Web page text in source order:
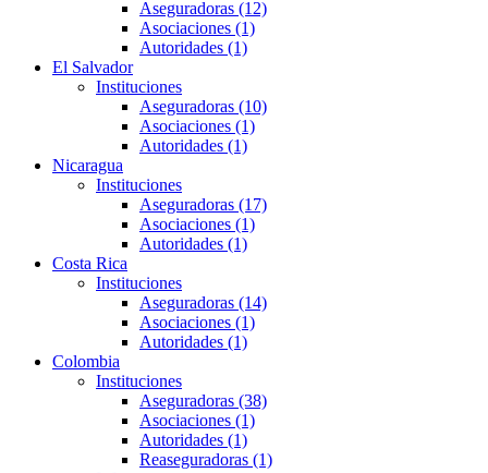
Aseguradoras (12)
Asociaciones (1)
Autoridades (1)
El Salvador
Instituciones
Aseguradoras (10)
Asociaciones (1)
Autoridades (1)
Nicaragua
Instituciones
Aseguradoras (17)
Asociaciones (1)
Autoridades (1)
Costa Rica
Instituciones
Aseguradoras (14)
Asociaciones (1)
Autoridades (1)
Colombia
Instituciones
Aseguradoras (38)
Asociaciones (1)
Autoridades (1)
Reaseguradoras (1)